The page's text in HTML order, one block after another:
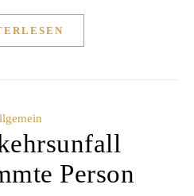
Person